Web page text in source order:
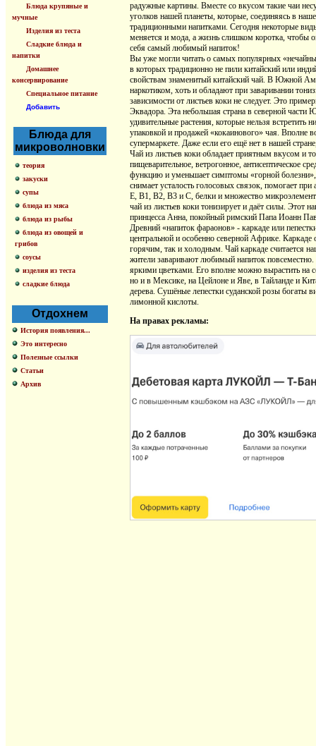
Блюда крупяные и
мучные
Изделия из теста
Сладкие блюда и
напитки
Домашнее
консервирование
Специальное питание
Добавить
Блюда для
микроволновки
теория
закуски
супы
блюда из мяса
блюда из рыбы
блюда из овощей и
грибов
соусы
изделия из теста
сладкие блюда
Отдохнем
История появления...
Это интересно
Полезные ссылки
Статьи
Архив
радужные картины. Вместе со вкусом такие чаи
уголков нашей планеты, которые, соединяясь в
традиционными напитками. Сегодня некоторые
меняется и мода, а жизнь слишком коротка, чтобы
себя самый любимый напиток!
Вы уже могли читать о самых популярных
в которых традиционно не пили китайский или
свойствам знаменитый китайский чай. В Южной
наркотиком, хоть и обладают при заваривании
зависимости от листьев коки не следует. Это
Эквадора. Эта небольшая страна в северной
удивительные растения, которые нельзя
упаковкой и продажей «кокаинового» чая. Вполне
супермаркете. Даже если его ещё нет в нашей
Чай из листьев коки обладает приятным вкусом
пищеварительное, ветрогонное, антисептическое
функцию и уменьшает симптомы «горной болезни»,
снимает усталость голосовых связок, помогает
Е, В1, В2, В3 и С, белки и множество
чай из листьев коки тонизирует и даёт силы. Этот
принцесса Анна, покойный римский Папа Иоанн
Древний «напиток фараонов» - каркаде или
центральной и особенно северной Африке.
горячим, так и холодным. Чай каркаде считается
жители заваривают любимый напиток
яркими цветками. Его вполне можно вырастить на
но и в Мексике, на Цейлоне и Яве, в Тайланде и
дерева. Сушёные лепестки суданской розы
лимонной кислоты.
На правах рекламы: